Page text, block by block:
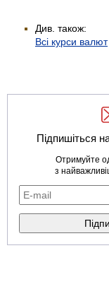
Див. також:
Всі курси валют
Підпишіться
Отримуйте
з